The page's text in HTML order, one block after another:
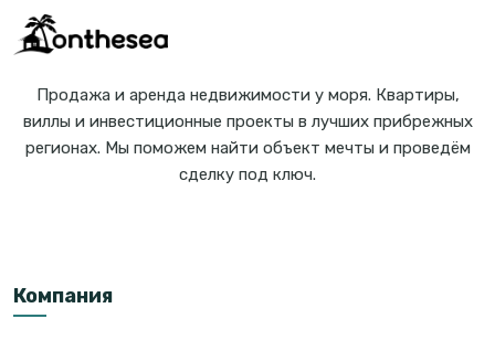
Продажа и аренда недвижимости у моря. Квартиры,
виллы и инвестиционные проекты в лучших прибрежных
регионах. Мы поможем найти объект мечты и проведём
сделку под ключ.
Компания